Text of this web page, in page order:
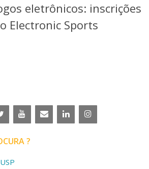
e Projetos em Rede
eletrônicos: inscrições
Electronic Sports
?